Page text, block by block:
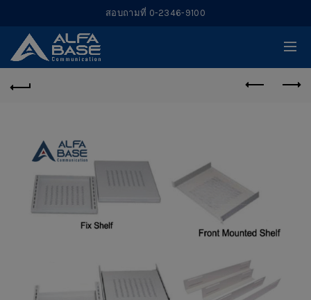
สอบถามที่ 0-2346-9100